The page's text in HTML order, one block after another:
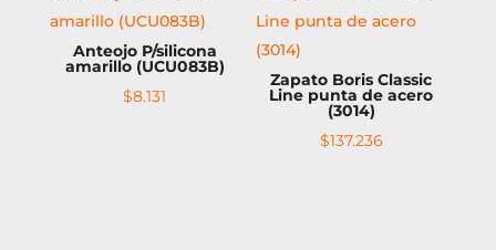
Anteojo P/silicona
amarillo (UCU083B)
$8.131
Zapato Boris Classic
Line punta de acero
(3014)
$137.236